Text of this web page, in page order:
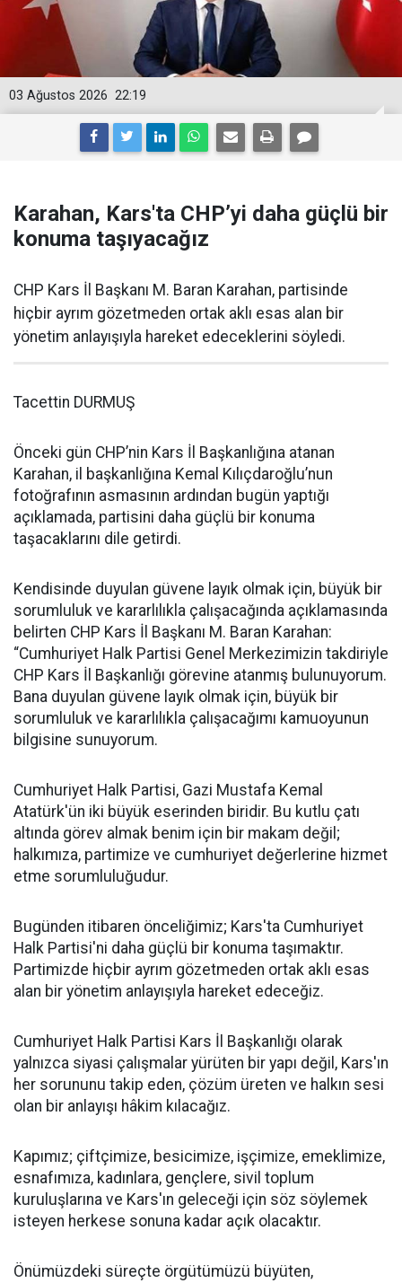
22:19
03 Ağustos 2026
Karahan, Kars'ta CHP’yi daha güçlü bir
konuma taşıyacağız
CHP Kars İl Başkanı M. Baran Karahan, partisinde
hiçbir ayrım gözetmeden ortak aklı esas alan bir
yönetim anlayışıyla hareket edeceklerini söyledi.
Tacettin DURMUŞ
Önceki gün CHP’nin Kars İl Başkanlığına atanan
Karahan, il başkanlığına Kemal Kılıçdaroğlu’nun
fotoğrafının asmasının ardından bugün yaptığı
açıklamada, partisini daha güçlü bir konuma
taşacaklarını dile getirdi.
Kendisinde duyulan güvene layık olmak için, büyük bir
sorumluluk ve kararlılıkla çalışacağında açıklamasında
belirten CHP Kars İl Başkanı M. Baran Karahan:
“Cumhuriyet Halk Partisi Genel Merkezimizin takdiriyle
CHP Kars İl Başkanlığı görevine atanmış bulunuyorum.
Bana duyulan güvene layık olmak için, büyük bir
sorumluluk ve kararlılıkla çalışacağımı kamuoyunun
bilgisine sunuyorum.
Cumhuriyet Halk Partisi, Gazi Mustafa Kemal
Atatürk'ün iki büyük eserinden biridir. Bu kutlu çatı
altında görev almak benim için bir makam değil;
halkımıza, partimize ve cumhuriyet değerlerine hizmet
etme sorumluluğudur.
Bugünden itibaren önceliğimiz; Kars'ta Cumhuriyet
Halk Partisi'ni daha güçlü bir konuma taşımaktır.
Partimizde hiçbir ayrım gözetmeden ortak aklı esas
alan bir yönetim anlayışıyla hareket edeceğiz.
Cumhuriyet Halk Partisi Kars İl Başkanlığı olarak
yalnızca siyasi çalışmalar yürüten bir yapı değil, Kars'ın
her sorununu takip eden, çözüm üreten ve halkın sesi
olan bir anlayışı hâkim kılacağız.
Kapımız; çiftçimize, besicimize, işçimize, emeklimize,
esnafımıza, kadınlara, gençlere, sivil toplum
kuruluşlarına ve Kars'ın geleceği için söz söylemek
isteyen herkese sonuna kadar açık olacaktır.
Önümüzdeki süreçte örgütümüzü büyüten,